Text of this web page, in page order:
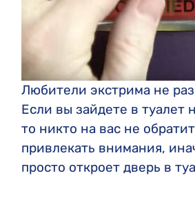
Любители экстрима не
Если вы зайдете в туалет
то никто на вас не
привлекать внимания,
просто откроет дверь в